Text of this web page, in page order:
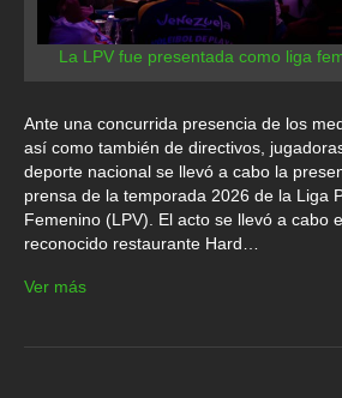
La LPV fue presentada como liga
Ante una concurrida presencia de los
así como también de directivos,
deporte nacional se llevó a cabo la
prensa de la temporada 2026 de la Liga
Femenino (LPV). El acto se llevó a cabo
reconocido restaurante Hard…
Ver más